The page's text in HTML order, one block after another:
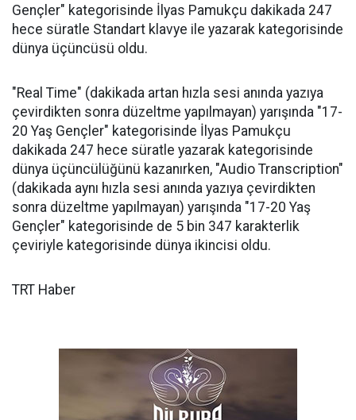
Gençler" kategorisinde İlyas Pamukçu dakikada 247
hece süratle Standart klavye ile yazarak kategorisinde
dünya üçüncüsü oldu.
"Real Time" (dakikada artan hızla sesi anında yazıya
çevirdikten sonra düzeltme yapılmayan) yarışında "17-
20 Yaş Gençler" kategorisinde İlyas Pamukçu
dakikada 247 hece süratle yazarak kategorisinde
dünya üçüncülüğünü kazanırken, "Audio Transcription"
(dakikada aynı hızla sesi anında yazıya çevirdikten
sonra düzeltme yapılmayan) yarışında "17-20 Yaş
Gençler" kategorisinde de 5 bin 347 karakterlik
çeviriyle kategorisinde dünya ikincisi oldu.
TRT Haber